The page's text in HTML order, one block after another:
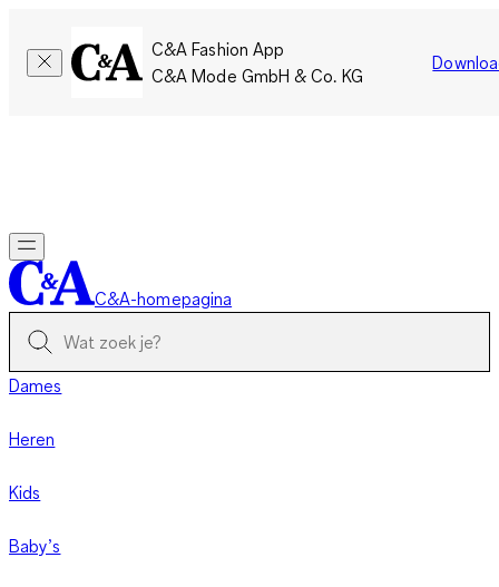
C&A Fashion App
C&A Mode GmbH & Co. KG
C&A-homepagina
Dames
Heren
Kids
Baby’s